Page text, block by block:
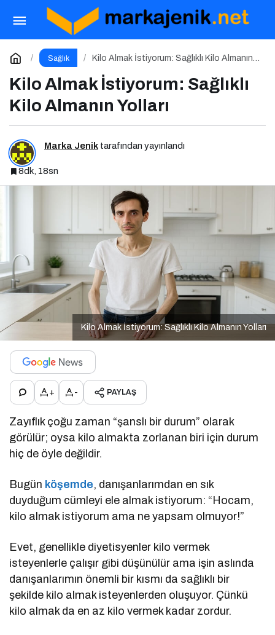
Sağlık
Kilo Almak İstiyorum: Sağlıklı Kilo Almanın
Kilo Almak İstiyorum: Sağlıklı
Kilo Almanın Yolları
Marka Jenik tarafından yayınlandı
8dk, 18sn
Kilo Almak İstiyorum: Sağlıklı Kilo Almanın Yolları
+ - PAYLAŞ
Zayıflık çoğu zaman “şanslı bir durum” olarak
görülür; oysa kilo almakta zorlanan biri için durum
hiç de öyle değildir.
Bugün köşemde, danışanlarımdan en sık
duyduğum cümleyi ele almak istiyorum: “Hocam,
kilo almak istiyorum ama ne yapsam olmuyor!”
Evet, genellikle diyetisyenler kilo vermek
isteyenlerle çalışır gibi düşünülür ama işin aslında
danışanlarımın önemli bir kısmı da sağlıklı bir
şekilde kilo almak isteyenlerden oluşuyor. Çünkü
kilo almak da en az kilo vermek kadar zordur.
Kadın Döngüsü ve Ruh Hali: Ay Boyunca
Bedenine ve Duygularına Yolculuk
Yorum Yap